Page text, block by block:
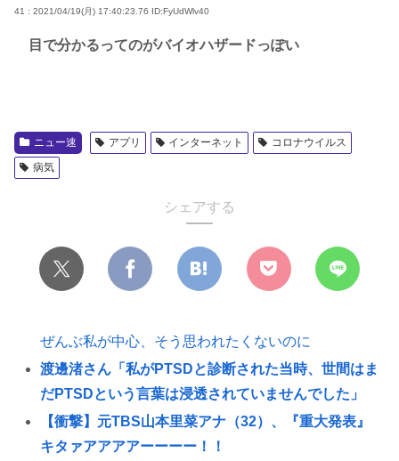
41 : 2021/04/19(月) 17:40:23.76 ID:FyUdWlv40
目で分かるってのがバイオハザードっぽい
ニュー速 アプリ インターネット
コロナウイルス
病気
シェアする
ぜんぶ私が中心、そう思われたくないのに
渡邊渚さん「私がPTSDと診断された当時、世間はま
だPTSDという言葉は浸透されていませんでした」
【衝撃】元TBS山本里菜アナ（32）、『重大発表』
キタァアアアアーーーー！！